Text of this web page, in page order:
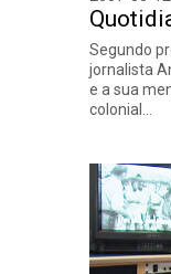
Segundo
jornalista
e a sua
colonial…